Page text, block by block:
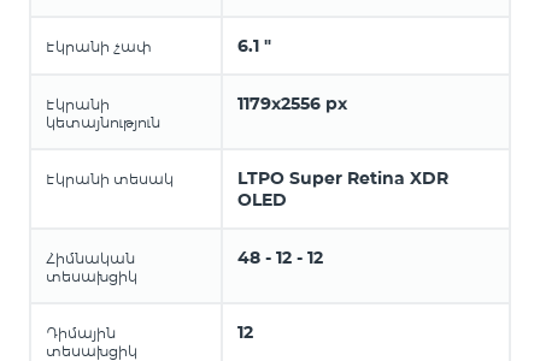
Էկրանի չափ 6.1 "
Էկրանի
կետայնություն
1179x2556 px
Էկրանի տեսակ
LTPO Super Retina XDR
OLED
Հիմնական
տեսախցիկ
48 - 12 - 12
Դիմային
տեսախցիկ
12